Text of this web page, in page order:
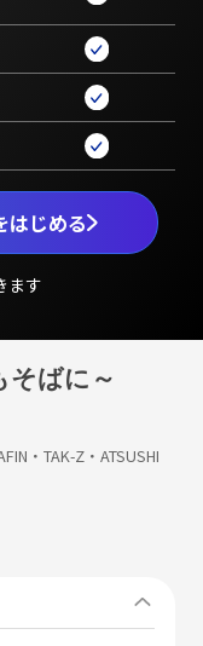
はじめる
ます
ばに～
・TAK-Z・ATSUSHI